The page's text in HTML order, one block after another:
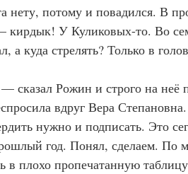
нету, потому и повадился. В
кирдык! У Куликовых-то. Во
куда стрелять? Только в
сказал Рожин и строго на неё
вдруг Вера
нужно и подписать. Это
год. Понял, сделаем. По
плохо пропечатанную